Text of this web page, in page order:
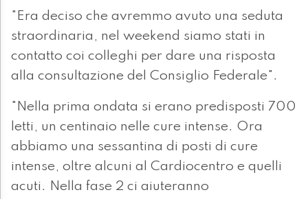
"Era deciso che avremmo avuto una seduta
straordinaria, nel weekend siamo stati in
contatto coi colleghi per dare una risposta
alla consultazione del Consiglio Federale".
"Nella prima ondata si erano predisposti 700
letti, un centinaio nelle cure intense. Ora
abbiamo una sessantina di posti di cure
intense, oltre alcuni al Cardiocentro e quelli
acuti. Nella fase 2 ci aiuteranno